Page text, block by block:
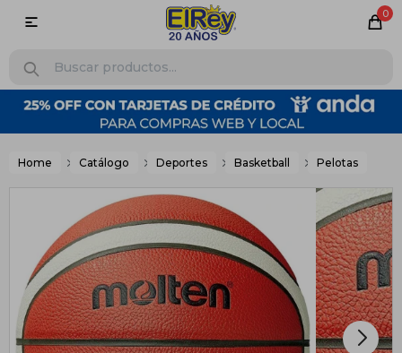
0

Home Catálogo Deportes Basketball Pelotas